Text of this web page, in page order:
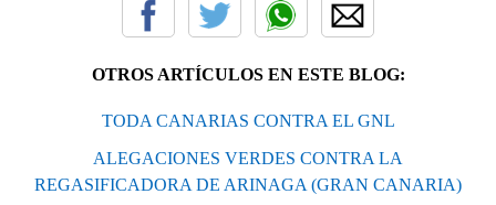
OTROS ARTÍCULOS EN ESTE BLOG:
TODA CANARIAS CONTRA EL GNL
ALEGACIONES VERDES CONTRA LA
REGASIFICADORA DE ARINAGA (GRAN CANARIA)